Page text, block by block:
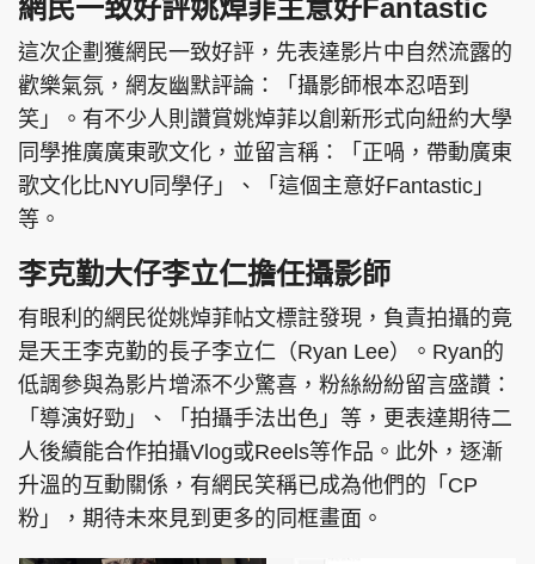
網民一致好評姚焯菲主意好Fantastic
這次企劃獲網民一致好評，先表達影片中自然流露的
歡樂氣氛，網友幽默評論：「攝影師根本忍唔到
笑」。有不少人則讚賞姚焯菲以創新形式向紐約大學
同學推廣廣東歌文化，並留言稱：「正喎，帶動廣東
歌文化比NYU同學仔」、「這個主意好Fantastic」
等。
李克勤大仔李立仁擔任攝影師
有眼利的網民從姚焯菲帖文標註發現，負責拍攝的竟
是天王李克勤的長子李立仁（Ryan Lee）。Ryan的
低調參與為影片增添不少驚喜，粉絲紛紛留言盛讚：
「導演好勁」、「拍攝手法出色」等，更表達期待二
人後續能合作拍攝Vlog或Reels等作品。此外，逐漸
升溫的互動關係，有網民笑稱已成為他們的「CP
粉」，期待未來見到更多的同框畫面。